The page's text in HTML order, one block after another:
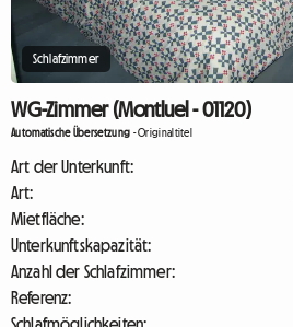
Schlafzimmer
WG-Zimmer (Montluel - 01120)
Automatische Übersetzung -Originaltitel
Art der Unterkunft:
Art:
Mietfläche:
Unterkunftskapazität:
Anzahl der Schlafzimmer:
Referenz: